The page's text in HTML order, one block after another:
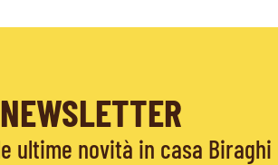
ultime novità in casa Biraghi